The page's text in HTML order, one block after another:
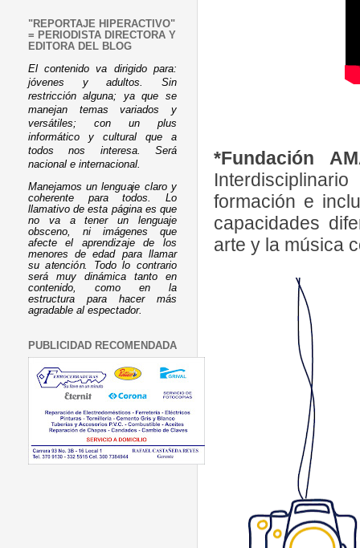
*Fundación
formación e
capacidades
arte y la música
"REPORTAJE HIPERACTIVO"
= PERIODISTA DIRECTORA Y
EDITORA DEL BLOG
El contenido va dirigido para:
jóvenes y adultos. Sin
restricción alguna; ya que se
manejan temas variados y
versátiles; con un plus
informático y cultural que a
todos nos interesa. Será
nacional e internacional.
Manejamos un lenguaje claro y
coherente para todos. Lo
llamativo de esta página es que
no va a tener un lenguaje
obsceno, ni imágenes que
afecte el aprendizaje de los
menores de edad para llamar
su atención. Todo lo contrario
será muy dinámica tanto en
contenido, como en la
estructura para hacer más
agradable al espectador.
PUBLICIDAD RECOMENDADA